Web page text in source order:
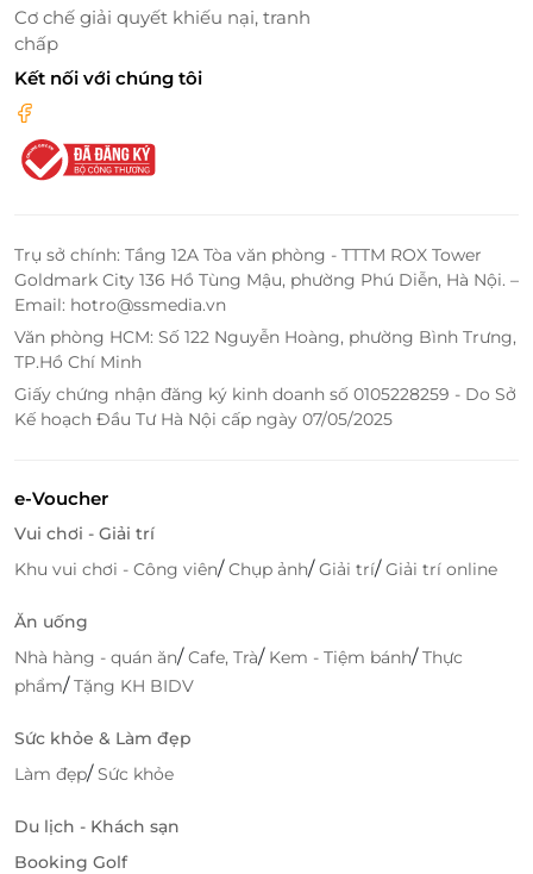
hấp dẫn bạn nhé!
Cơ chế giải quyết khiếu nại, tranh
chấp
Kết nối với chúng tôi
Trụ sở chính: Tầng 12A Tòa văn phòng - TTTM ROX Tower
Goldmark City 136 Hồ Tùng Mậu, phường Phú Diễn, Hà Nội. –
Email: hotro@ssmedia.vn
Văn phòng HCM: Số 122 Nguyễn Hoàng, phường Bình Trưng,
TP.Hồ Chí Minh
Giấy chứng nhận đăng ký kinh doanh số 0105228259 - Do Sở
Kế hoạch Đầu Tư Hà Nội cấp ngày 07/05/2025
e-Voucher
Vui chơi - Giải trí
Khu vui chơi - Công viên/Chụp ảnh/Giải trí/Giải trí online
Ăn uống
Nhà hàng - quán ăn/Cafe, Trà/ Kem - Tiệm bánh/Thực
phẩm/Tặng KH BIDV
Sức khỏe & Làm đẹp
Làm đẹp/Sức khỏe
Du lịch - Khách sạn
Booking Golf